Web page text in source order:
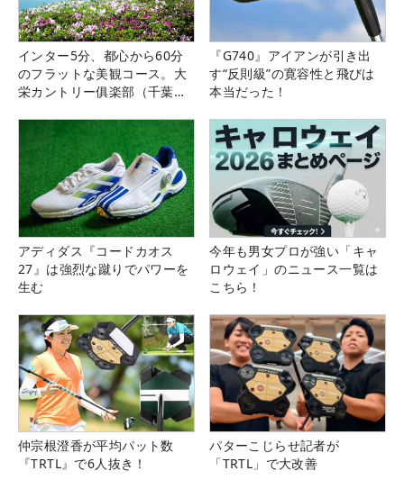
インター5分、都心から60分
のフラットな美観コース。大
栄カントリー俱楽部（千葉
『G740』アイアンが引き出
す“反則級”の寛容性と飛びは
本当だった！
アディダス『コードカオス
27』は強烈な蹴りでパワーを
生む
今年も男女プロが強い「キャ
ロウェイ」のニュース一覧は
こちら！
仲宗根澄香が平均パット数
『TRTL』で6人抜き！
パターこじらせ記者が
「TRTL」で大改善